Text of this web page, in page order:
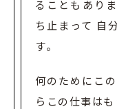
ることもあり
ち止まって 自
す。
何のためにこ
らこの仕事はも